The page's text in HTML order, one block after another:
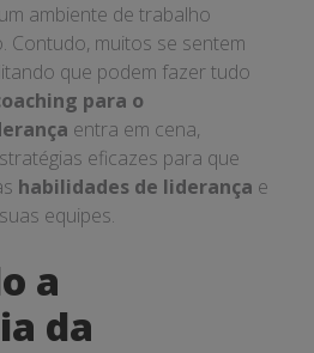
ambiente de trabalho
Contudo, muitos se sentem
que podem fazer tudo
para o
entra em cena,
eficazes para que
habilidades de liderança e
equipes.
a
da